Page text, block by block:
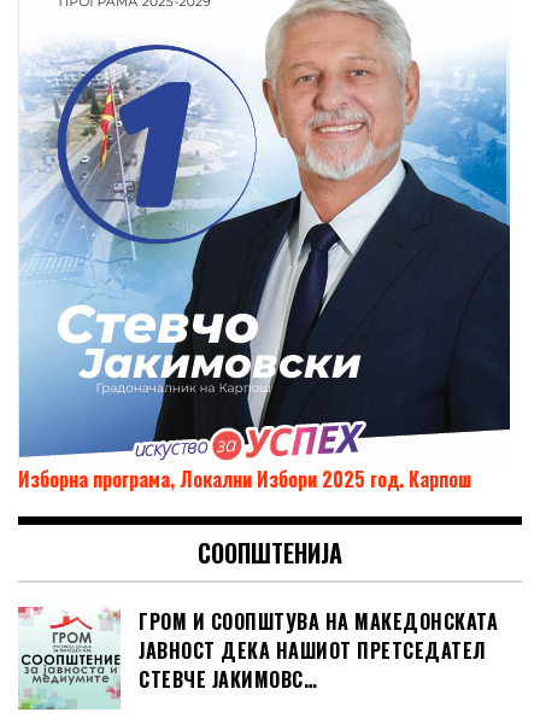
Изборна програма, Локални Избори 2025 год. Карпош
СООПШТЕНИЈА
ГРОМ И СООПШТУВА НА МАКЕДОНСКАТА
ЈАВНОСТ ДЕКА НАШИОТ ПРЕТСЕДАТЕЛ
СТЕВЧЕ ЈАКИМОВС…